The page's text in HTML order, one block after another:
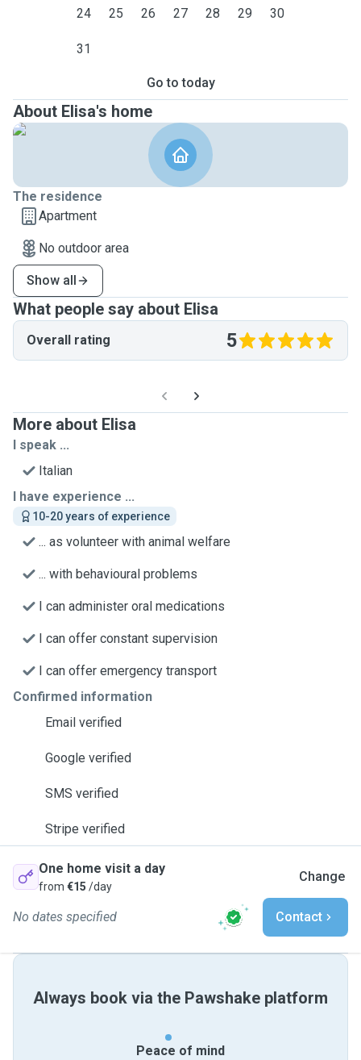
24 25 26 27 28 29 30
31
Go to today
About Elisa's home
The residence
Apartment
No outdoor area
Show all
What people say about Elisa
Overall rating 5
More about Elisa
I speak ...
Italian
I have experience ...
10-20 years of experience
... as volunteer with animal welfare
... with behavioural problems
I can administer oral medications
I can offer constant supervision
I can offer emergency transport
Confirmed information
Email verified
Google verified
SMS verified
Stripe verified
One home visit a day
from €15 /day
Change
No dates specified Contact
Always book via the Pawshake platform
Peace of mind